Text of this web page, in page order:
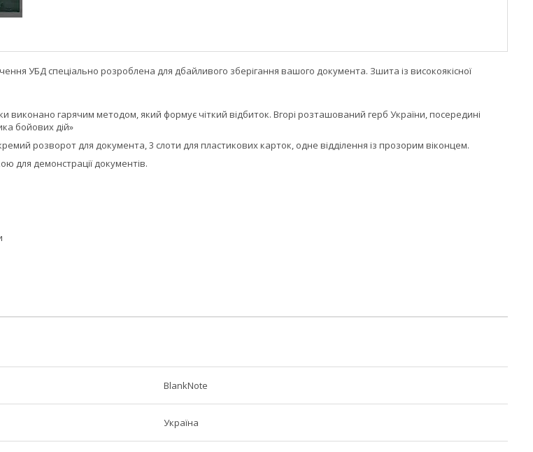
УБД спеціально розроблена для дбайливого зберігання вашого документа. Зшита із високоякісної
виконано гарячим методом, який формує чіткий відбиток. Вгорі розташований герб України, посередині
бойових дій»
розворот для документа, 3 слоти для пластикових карток, одне відділення із прозорим віконцем.
для демонстрації документів.
BlankNote
Україна